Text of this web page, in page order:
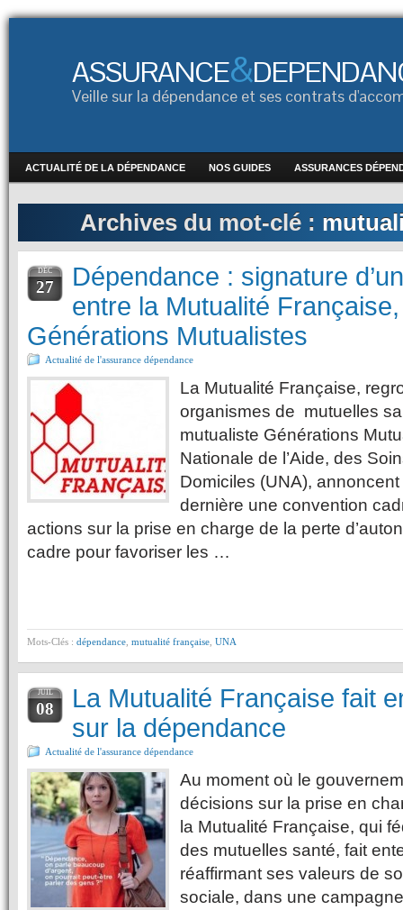
ASSURANCE&
Veille sur la dépendance et ses contrats
ACTUALITÉ DE LA DÉPENDANCE NOS GUIDES ASSURANCES
Archives du mot-clé :
DÉC
27
Dépendance : signature
entre la Mutualité Française,
Générations Mutualistes
Actualité de l'assurance dépendance
La Mutualité Française,
organismes de mutuelles
mutualiste Générations
Nationale de l’Aide, des
Domiciles (UNA),
dernière une convention
actions sur la prise en charge de la perte
cadre pour favoriser les …
Mots-Clés : dépendance mutualité française UNA
JUIL
08
La Mutualité Française fait
sur la dépendance
Actualité de l'assurance dépendance
Au moment où le
décisions sur la prise en
la Mutualité Française, qui
des mutuelles santé, fait
réaffirmant ses valeurs de
sociale, dans une